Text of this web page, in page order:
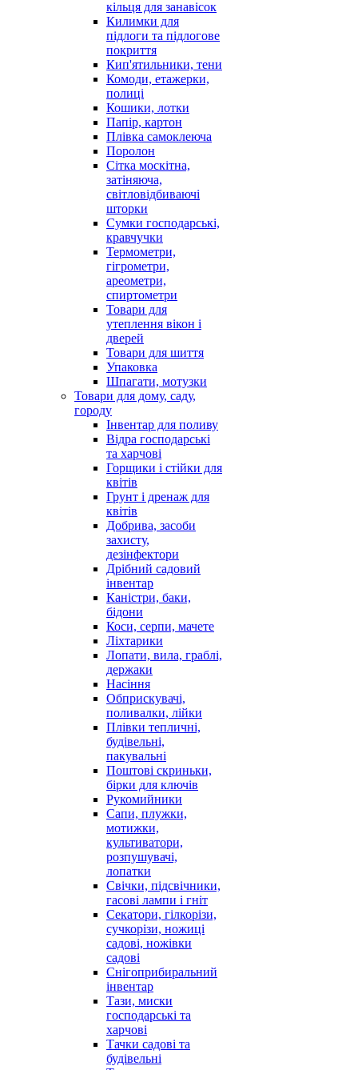
кільця для занавісок
Килимки для
підлоги та підлогове
покриття
Кип'ятильники, тени
Комоди, етажерки,
полиці
Кошики, лотки
Папір, картон
Плівка самоклеюча
Поролон
Сітка москітна,
затіняюча,
світловідбиваючі
шторки
Сумки господарські,
кравчучки
Термометри,
гігрометри,
ареометри,
спиртометри
Товари для
утеплення вікон і
дверей
Товари для шиття
Упаковка
Шпагати, мотузки
Товари для дому, саду,
городу
Інвентар для поливу
Відра господарські
та харчові
Горщики і стійки для
квітів
Грунт і дренаж для
квітів
Добрива, засоби
захисту,
дезінфектори
Дрібний садовий
інвентар
Каністри, баки,
бідони
Коси, серпи, мачете
Ліхтарики
Лопати, вила, граблі,
держаки
Насіння
Обприскувачі,
поливалки, лійки
Плівки тепличні,
будівельні,
пакувальні
Поштові скриньки,
бірки для ключів
Рукомийники
Сапи, плужки,
мотижки,
культиватори,
розпушувачі,
лопатки
Свічки, підсвічники,
гасові лампи і гніт
Секатори, гілкорізи,
сучкорізи, ножиці
садові, ножівки
садові
Снігоприбиральний
інвентар
Тази, миски
господарські та
харчові
Тачки садові та
будівельні